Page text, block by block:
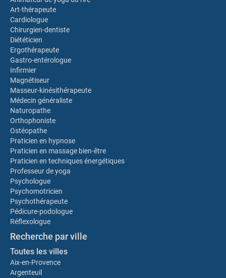
Art-thérapeute
Cardiologue
Chirurgien-dentiste
Diététicien
Ergothérapeute
Gastro-entérologue
Infirmier
Magnétiseur
Masseur-kinésithérapeute
Médecin généraliste
Naturopathe
Orthophoniste
Ostéopathe
Praticien en hypnose
Praticien en massage bien-être
Praticien en techniques énergétiques
Professeur de yoga
Psychologue
Psychomotricien
Psychothérapeute
Pédicure-podologue
Réflexologue
Recherche par ville
Toutes les villes
Aix-en-Provence
Argenteuil